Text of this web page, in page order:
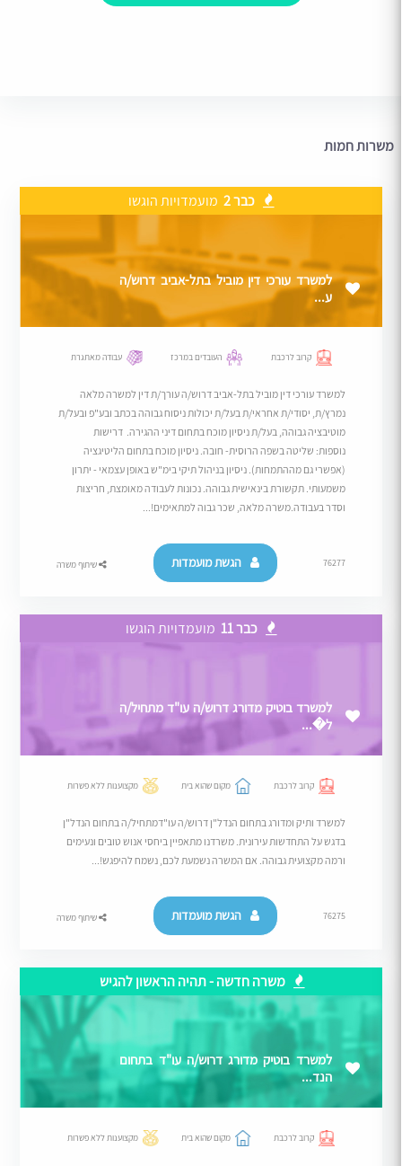
משרות חמות
כבר 2 מועמדויות הוגשו
למשרד עורכי דין מוביל בתל-אביב דרוש/ה
ע...
קרוב לרכבת העובדים במרכז עבודה מאתגרת
למשרד עורכי דין מוביל בתל-אביב דרוש/ה עורך/ת דין למשרה מלאה
נמרץ/ת, יסודי/ת אחראי/ת בעל/ת יכולות ניסוח גבוהה בכתב ובע"פ ובעל/ת
מוטיבציה גבוהה, בעל/ת ניסיון מוכח בתחום דיני ההגירה. דרישות
נוספות: שליטה בשפה הרוסית- חובה. ניסיון מוכח בתחום הליטיגציה
(אפשרי גם מההתמחות). ניסיון בניהול תיקי בימ"ש באופן עצמאי - יתרון
משמעותי. תקשורת בינאישית גבוהה. נכונות לעבודה מאומצת, חריצות
וסדר בעבודה.משרה מלאה, שכר גבוה למתאימים!...
76277 הגשת מועמדות שיתוף משרה
כבר 11 מועמדויות הוגשו
למשרד בוטיק מדורג דרוש/ה עו"ד מתחיל/ה
ל�...
קרוב לרכבת מקום שהוא בית מקצוענות ללא פשרות
למשרד ותיק ומדורג בתחום הנדל"ן דרוש/ה עו"דמתחיל/ה בתחום הנדל"ן
בדגש על התחדשות עירונית. משרדנו מתאפיין ביחסי אנוש טובים ונעימים
ורמה מקצועית גבוהה. אם המשרה נשמעת לכם, נשמח להיפגש!...
76275 הגשת מועמדות שיתוף משרה
משרה חדשה - תהיה הראשון להגיש
למשרד בוטיק מדורג דרוש/ה עו"ד בתחום
הנד...
קרוב לרכבת מקום שהוא בית מקצוענות ללא פשרות